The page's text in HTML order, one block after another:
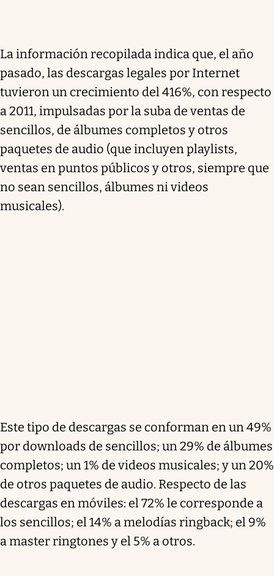
La información recopilada indica que, el año
pasado, las descargas legales por Internet
tuvieron un crecimiento del 416%, con respecto
a 2011, impulsadas por la suba de ventas de
sencillos, de álbumes completos y otros
paquetes de audio (que incluyen playlists,
ventas en puntos públicos y otros, siempre que
no sean sencillos, álbumes ni videos
musicales).
Este tipo de descargas se conforman en un 49%
por downloads de sencillos; un 29% de álbumes
completos; un 1% de videos musicales; y un 20%
de otros paquetes de audio. Respecto de las
descargas en móviles: el 72% le corresponde a
los sencillos; el 14% a melodías ringback; el 9%
a master ringtones y el 5% a otros.